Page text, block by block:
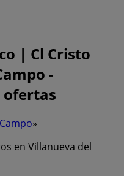
| Cl Cristo
-
ofertas
»
en Villanueva del